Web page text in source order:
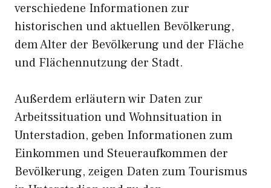
verschiedene Informationen zur
historischen und aktuellen Bevölkerung,
dem Alter der Bevölkerung und der Fläche
und Flächennutzung der Stadt.
Außerdem erläutern wir Daten zur
Arbeitssituation und Wohnsituation in
Unterstadion, geben Informationen zum
Einkommen und Steueraufkommen der
Bevölkerung, zeigen Daten zum Tourismus